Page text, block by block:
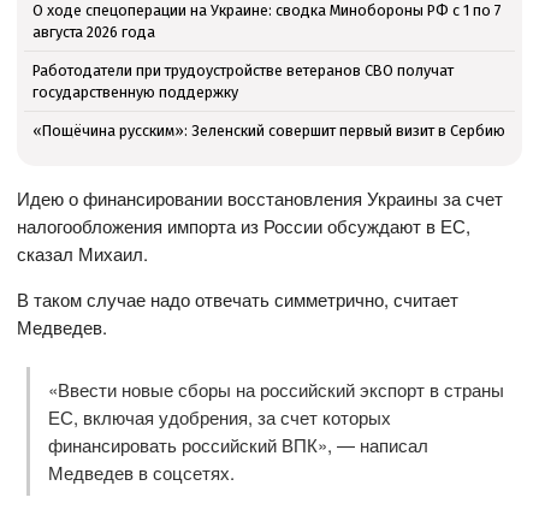
О ходе спецоперации на Украине: сводка Минобороны РФ с 1 по 7
августа 2026 года
Работодатели при трудоустройстве ветеранов СВО получат
государственную поддержку
«Пощёчина русским»: Зеленский совершит первый визит в Сербию
Идею о финансировании восстановления Украины за счет
налогообложения импорта из России обсуждают в ЕС,
сказал Михаил.
В таком случае надо отвечать симметрично, считает
Медведев.
«Ввести новые сборы на российский экспорт в страны
ЕС, включая удобрения, за счет которых
финансировать российский ВПК», — написал
Медведев в соцсетях.